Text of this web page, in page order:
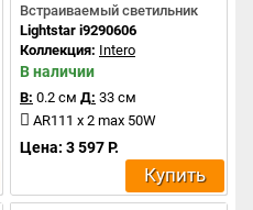
Встраиваемый светильник
Lightstar i9290606
Коллекция: Intero
В наличии
В: 0.2 см Д: 33 см
AR111 x 2 max 50W
Цена: 3 597 Р.
Купить